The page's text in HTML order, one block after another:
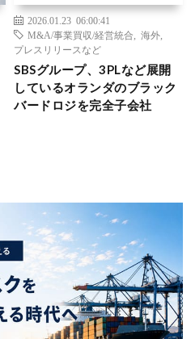
2026.01.23 06:00:41
M&A/事業買収/経営統合
海外
プレスリリースなど
SBSグループ、3PLなど展開
しているオランダのブラック
バードロジを完全子会社